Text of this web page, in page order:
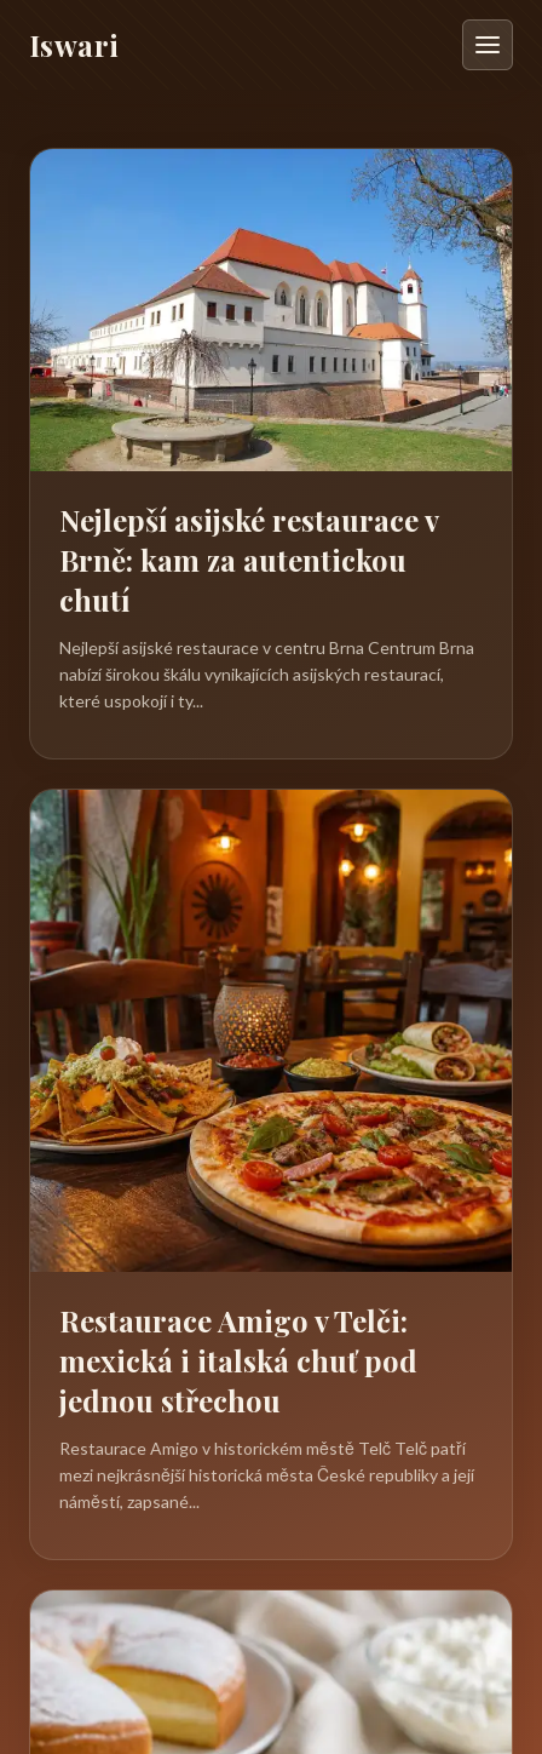
Iswari
Nejlepší asijské restaurace v
Brně: kam za autentickou
chutí
Nejlepší asijské restaurace v centru Brna Centrum Brna
nabízí širokou škálu vynikajících asijských restaurací,
které uspokojí i ty...
Restaurace Amigo v Telči:
mexická i italská chuť pod
jednou střechou
Restaurace Amigo v historickém městě Telč Telč patří
mezi nejkrásnější historická města České republiky a její
náměstí, zapsané...